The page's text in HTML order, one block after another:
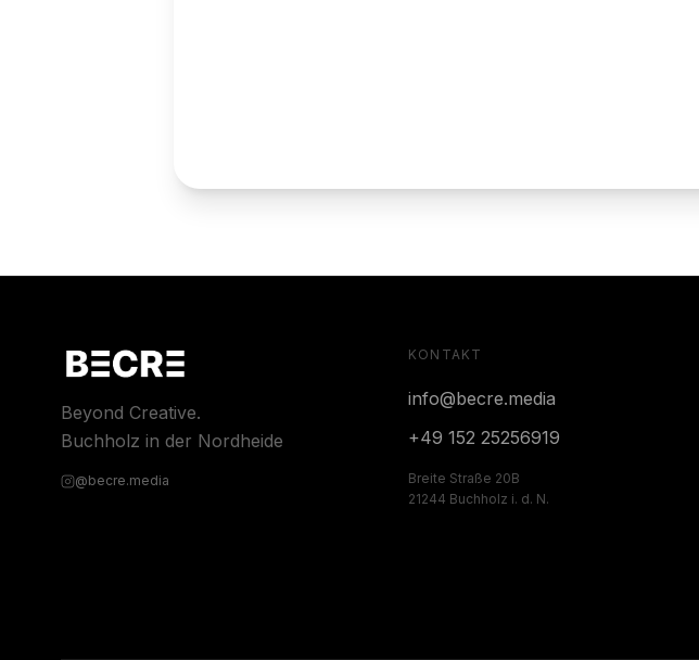
Beyond Creative.
Buchholz in der Nordheide
@becre.media
KONTAKT
info@becre.media
+49 152 25256919
Breite Straße 20B
21244 Buchholz i. d. N.